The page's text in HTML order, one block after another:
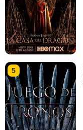
5